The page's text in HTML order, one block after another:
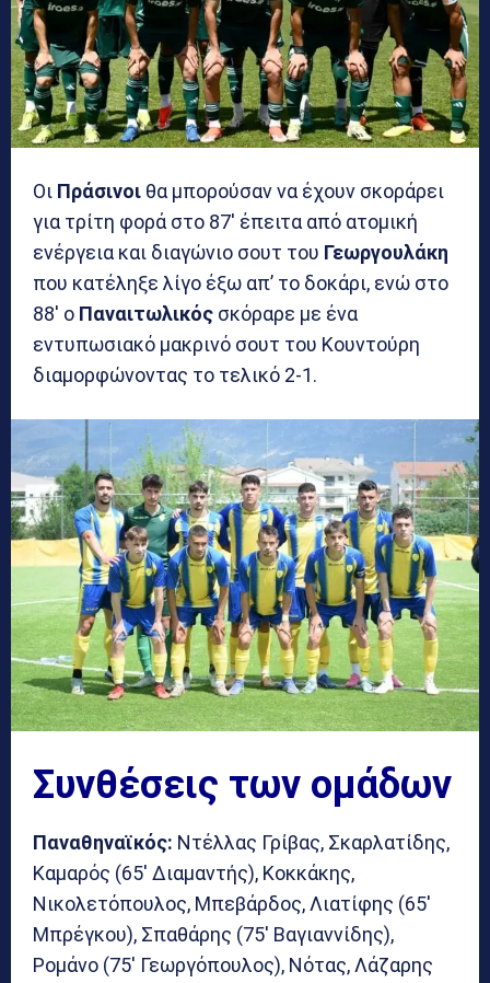
Οι Πράσινοι θα μπορούσαν να έχουν σκοράρει
για τρίτη φορά στο 87′ έπειτα από ατομική
ενέργεια και διαγώνιο σουτ του Γεωργουλάκη
που κατέληξε λίγο έξω απ’ το δοκάρι, ενώ στο
88′ ο Παναιτωλικός σκόραρε με ένα
εντυπωσιακό μακρινό σουτ του Κουντούρη
διαμορφώνοντας το τελικό 2-1.
Συνθέσεις των ομάδων
Παναθηναϊκός: Ντέλλας Γρίβας, Σκαρλατίδης,
Καμαρός (65′ Διαμαντής), Κοκκάκης,
Νικολετόπουλος, Μπεβάρδος, Λιατίφης (65′
Μπρέγκου), Σπαθάρης (75′ Βαγιαννίδης),
Ρομάνο (75′ Γεωργόπουλος), Νότας, Λάζαρης